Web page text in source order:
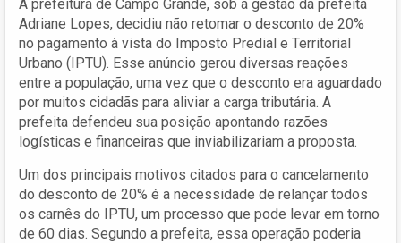
A prefeitura de Campo Grande, sob a gestão da prefeita
Adriane Lopes, decidiu não retomar o desconto de 20%
no pagamento à vista do Imposto Predial e Territorial
Urbano (IPTU). Esse anúncio gerou diversas reações
entre a população, uma vez que o desconto era aguardado
por muitos cidadãs para aliviar a carga tributária. A
prefeita defendeu sua posição apontando razões
logísticas e financeiras que inviabilizariam a proposta.
Um dos principais motivos citados para o cancelamento
do desconto de 20% é a necessidade de relançar todos
os carnês do IPTU, um processo que pode levar em torno
de 60 dias. Segundo a prefeita, essa operação poderia